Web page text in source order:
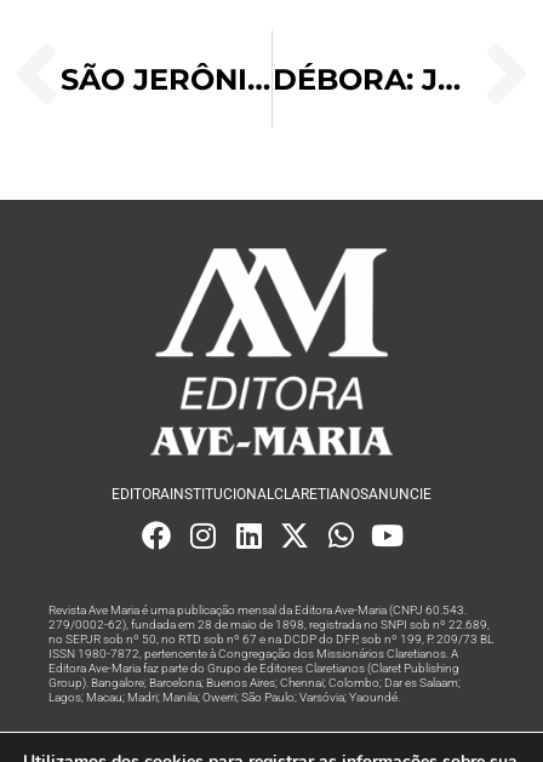
SÃO JERÔNIMO EMILIANI DÉBORA: JUÍZA E PROFETISA
EDITORA INSTITUCIONALCLARETIANOSANUNCIE
Revista Ave Maria é uma publicação mensal da Editora Ave-Maria (CNPJ 60.543.
279/0002-62), fundada em 28 de maio de 1898, registrada no SNPI sob nº 22.689,
no SEPJR sob nº 50, no RTD sob nº 67 e na DCDP do DFP, sob nº 199, P. 209/73 BL
ISSN 1980-7872, pertencente à Congregação dos Missionários Claretianos. A
Editora Ave-Maria faz parte do Grupo de Editores Claretianos (Claret Publishing
Group). Bangalore; Barcelona; Buenos Aires; Chennai; Colombo; Dar es Salaam;
Lagos; Macau; Madri; Manila; Owerri; São Paulo; Varsóvia; Yaoundé.